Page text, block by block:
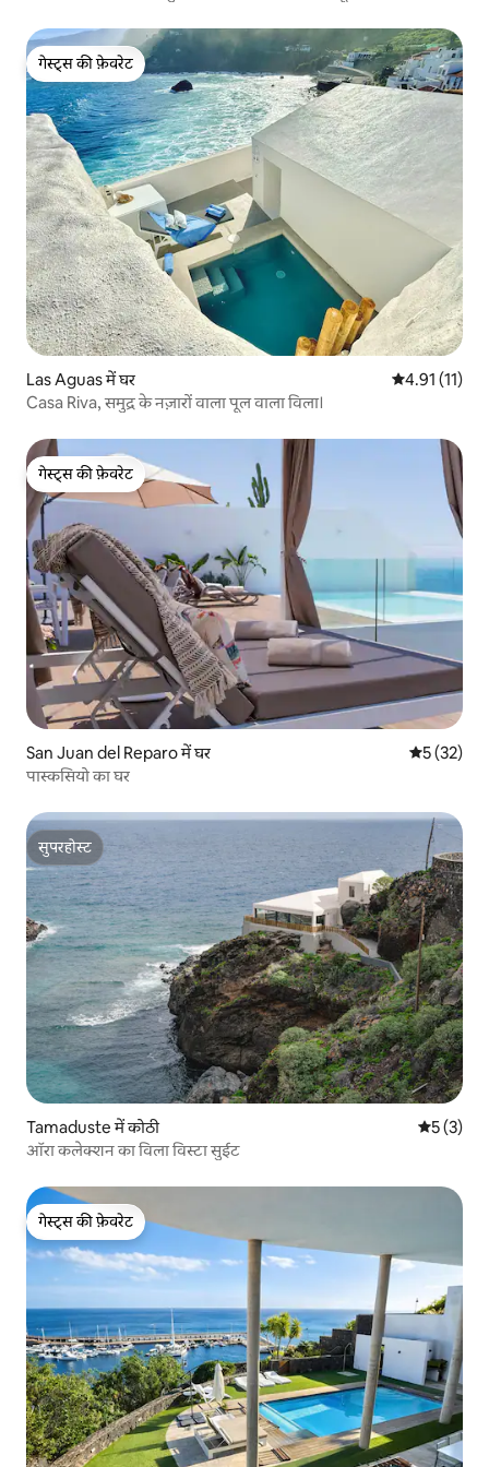
गेस्ट्स की फ़ेवरेट
गेस्ट्स की फ़ेवरेट
Las Aguas में घर औसत रेटिंग 5 में
4.91 (11)
Casa Riva, समुद्र के नज़ारों वाला पूल वाला विला।
गेस्ट्स की फ़ेवरेट
गेस्ट्स की फ़ेवरेट
San Juan del Reparo में घर औसत रेटिंग
5 (32)
पास्कसियो का घर
सुपरहोस्ट
सुपरहोस्ट
Tamaduste में कोठी औसत रेटिंग
5 (3)
ऑरा कलेक्शन का विला विस्टा सुईट
गेस्ट्स की फ़ेवरेट
गेस्ट्स की फ़ेवरेट